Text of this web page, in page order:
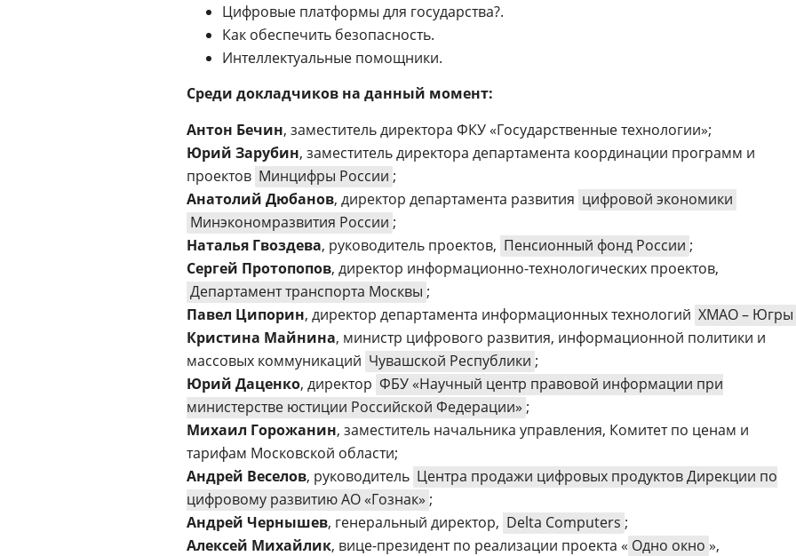
Цифровые платформы для государства?.
Как обеспечить безопасность.
Интеллектуальные помощники.
Среди докладчиков на данный момент:
Антон Бечин, заместитель директора ФКУ «Государственные технологии»;
Юрий Зарубин, заместитель директора департамента координации программ и
проектов Минцифры России ;
Анатолий Дюбанов, директор департамента развития цифровой экономики
Минэкономразвития России ;
Наталья Гвоздева, руководитель проектов, Пенсионный фонд России ;
Сергей Протопопов, директор информационно-технологических проектов,
Департамент транспорта Москвы ;
Павел Ципорин, директор департамента информационных технологий ХМАО – Югры
Кристина Майнина, министр цифрового развития, информационной политики и
массовых коммуникаций Чувашской Республики ;
Юрий Даценко, директор ФБУ «Научный центр правовой информации при
министерстве юстиции Российской Федерации» ;
Михаил Горожанин, заместитель начальника управления, Комитет по ценам и
тарифам Московской области;
Андрей Веселов, руководитель Центра продажи цифровых продуктов Дирекции по
цифровому развитию АО «Гознак» ;
Андрей Чернышев, генеральный директор, Delta Computers ;
Алексей Михайлик, вице-президент по реализации проекта « Одно окно »,